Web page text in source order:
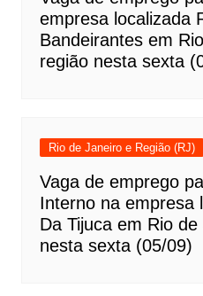
empresa localizada
Bandeirantes em
região nesta sexta
Rio de Janeiro e Região (RJ)
Vaga de emprego
Interno na empresa
Da Tijuca em Rio
nesta sexta (05/09)